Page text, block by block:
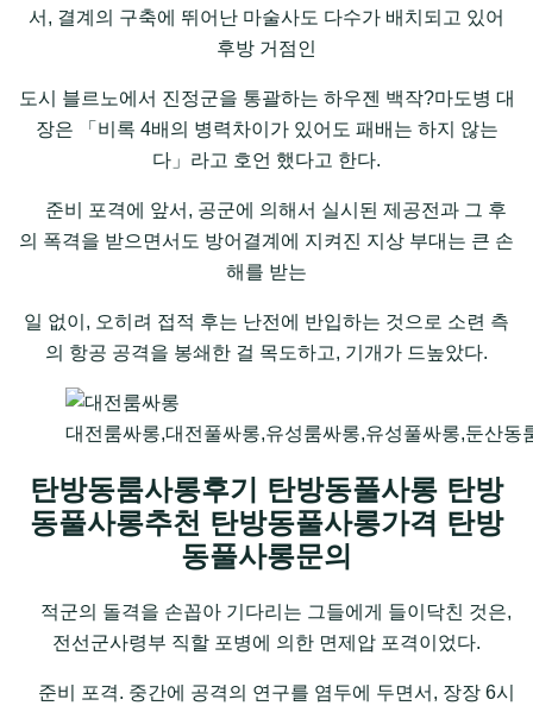
서, 결계의 구축에 뛰어난 마술사도 다수가 배치되고 있어
후방 거점인
도시 블르노에서 진정군을 통괄하는 하우젠 백작?마도병 대
장은 「비록 4배의 병력차이가 있어도 패배는 하지 않는
다」라고 호언 했다고 한다.
준비 포격에 앞서, 공군에 의해서 실시된 제공전과 그 후
의 폭격을 받으면서도 방어결계에 지켜진 지상 부대는 큰 손
해를 받는
일 없이, 오히려 접적 후는 난전에 반입하는 것으로 소련 측
의 항공 공격을 봉쇄한 걸 목도하고, 기개가 드높았다.
대전룸싸롱,대전풀싸롱,유성룸싸롱,유성풀싸롱,둔산
탄방동룸사롱후기 탄방동풀사롱 탄방
동풀사롱추천 탄방동풀사롱가격 탄방
동풀사롱문의
적군의 돌격을 손꼽아 기다리는 그들에게 들이닥친 것은,
전선군사령부 직할 포병에 의한 면제압 포격이었다.
준비 포격. 중간에 공격의 연구를 염두에 두면서, 장장 6시